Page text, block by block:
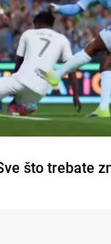
što trebate